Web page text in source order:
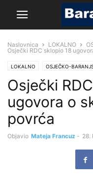
Naslovnica LOKALNO
Osječki RDC sklopio 18
LOKALNO OSJEČKO-
Osječki
ugovora o
povrća
Objavio Mateja Francuz - 28.